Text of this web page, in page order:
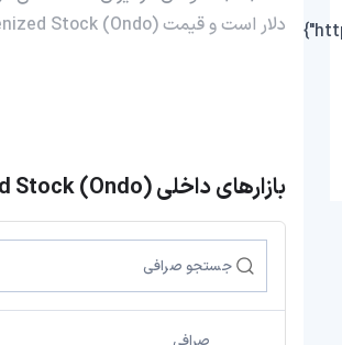
دلار است و قیمت Intel Tokenized Stock (Ondo) در 24 ساعت اخیر، 0.32 افزایش داشته است.
بازارهای داخلی Intel Tokenized Stock (Ondo)